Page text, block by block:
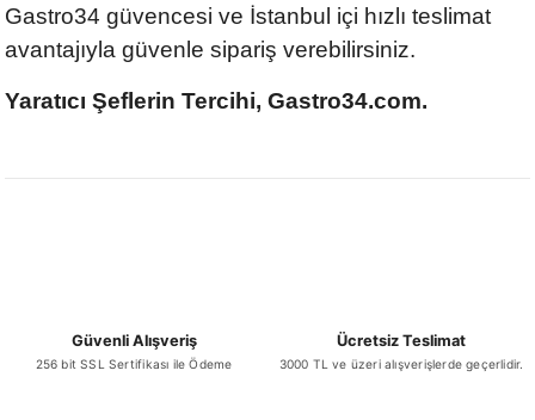
Gastro34 güvencesi ve İstanbul içi hızlı teslimat
avantajıyla güvenle sipariş verebilirsiniz.
Yaratıcı Şeflerin Tercihi, Gastro34.com.
Güvenli Alışveriş
256 bit SSL Sertifikası ile Ödeme
Ücretsiz Teslimat
3000 TL ve üzeri alışverişlerde geçerlidir.